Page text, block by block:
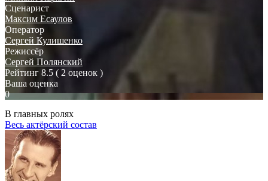
Сценарист
Максим Есаулов
Оператор
Сергей Кулишенко
Режиссёр
Сергей Полянский
Рейтинг 8.5 ( 2 оценок )
Ваша оценка
0
В главных ролях
Весь актёрский состав